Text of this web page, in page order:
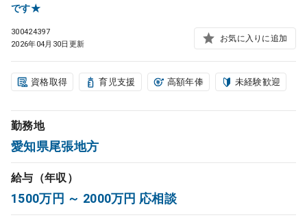
非常勤検索 アルバイト
コンサルタント
成功事例
です★
300424397
2026年04月30日更新
お気に入りに追加
資格取得 育児支援 高額年俸 未経験歓迎
勤務地
愛知県尾張地方
給与（年収）
1500万円 ～ 2000万円 応相談